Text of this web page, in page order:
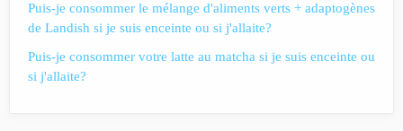
Puis-je consommer le mélange d'aliments verts + adaptogènes
de Landish si je suis enceinte ou si j'allaite?
Puis-je consommer votre latte au matcha si je suis enceinte ou
si j'allaite?